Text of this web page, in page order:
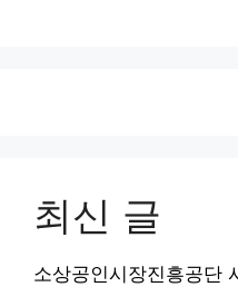
최신 글
소상공인시장진흥공단